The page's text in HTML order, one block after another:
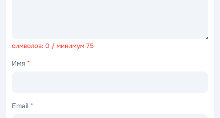
символов: 0 / минимум 75
Имя *
Email *